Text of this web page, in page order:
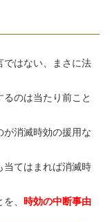
ではない、まさに法
のは当たり前こと
消滅時効の援用な
当てはまれば消滅時
、 時効の中断事由